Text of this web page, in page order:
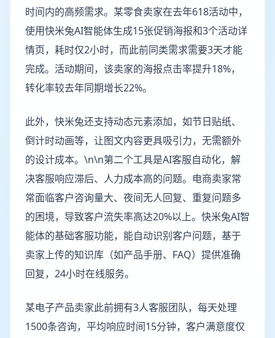
时间内的高频需求。某零食卖家在去年618活动中，
使用快米兔AI智能体生成15张促销海报和3个活动详
情页，耗时仅2小时，而此前同类需求需要3天才能
完成。活动期间，该卖家的海报点击率提升18%，
转化率较去年同期增长22%。
此外，快米兔还支持动态元素添加，如节日贴纸、
倒计时动画等，让图文内容更具吸引力，无需额外
的设计成本。\n\n第二个工具是AI客服自动化，解
决客服响应滞后、人力成本高的问题。电商卖家常
常面临客户咨询量大、夜间无人回复、重复问题多
的困境，导致客户流失率高达20%以上。快米兔AI智
能体的基础客服功能，能自动识别客户问题，基于
卖家上传的知识库（如产品手册、FAQ）提供准确
回复，24小时在线服务。
某电子产品卖家此前拥有3人客服团队，每天处理
1500条咨询，平均响应时间15分钟，客户满意度仅